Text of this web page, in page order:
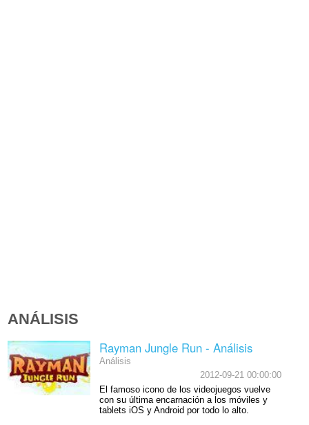
ANÁLISIS
Rayman Jungle Run - Análisis
Análisis
2012-09-21 00:00:00
El famoso icono de los videojuegos vuelve
con su última encarnación a los móviles y
tablets iOS y Android por todo lo alto.